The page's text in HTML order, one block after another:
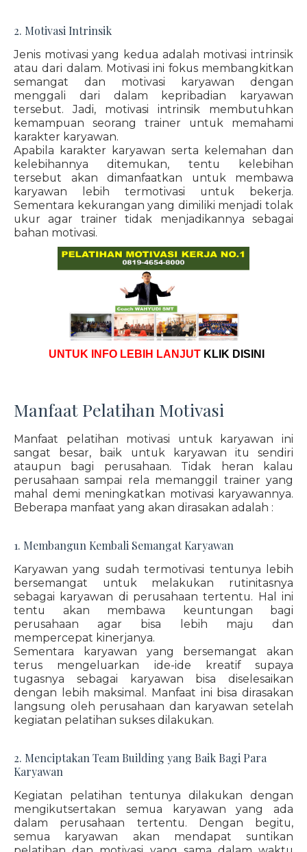
2. Motivasi Intrinsik
Jenis motivasi yang kedua adalah motivasi intrinsik
atau dari dalam. Motivasi ini fokus membangkitkan
semangat dan motivasi karyawan dengan
menggali dari dalam kepribadian karyawan
tersebut. Jadi, motivasi intrinsik membutuhkan
kemampuan seorang trainer untuk memahami
karakter karyawan.
Apabila karakter karyawan serta kelemahan dan
kelebihannya ditemukan, tentu kelebihan
tersebut akan dimanfaatkan untuk membawa
karyawan lebih termotivasi untuk bekerja.
Sementara kekurangan yang dimiliki menjadi tolak
ukur agar trainer tidak menjadikannya sebagai
bahan motivasi.
UNTUK INFO LEBIH LANJUT KLIK DISINI
Manfaat Pelatihan Motivasi
Manfaat pelatihan motivasi untuk karyawan ini
sangat besar, baik untuk karyawan itu sendiri
ataupun bagi perusahaan. Tidak heran kalau
perusahaan sampai rela memanggil trainer yang
mahal demi meningkatkan motivasi karyawannya.
Beberapa manfaat yang akan dirasakan adalah :
1. Membangun Kembali Semangat Karyawan
Karyawan yang sudah termotivasi tentunya lebih
bersemangat untuk melakukan rutinitasnya
sebagai karyawan di perusahaan tertentu. Hal ini
tentu akan membawa keuntungan bagi
perusahaan agar bisa lebih maju dan
mempercepat kinerjanya.
Sementara karyawan yang bersemangat akan
terus mengeluarkan ide-ide kreatif supaya
tugasnya sebagai karyawan bisa diselesaikan
dengan lebih maksimal. Manfaat ini bisa dirasakan
langsung oleh perusahaan dan karyawan setelah
kegiatan pelatihan sukses dilakukan.
2. Menciptakan Team Building yang Baik Bagi Para
Karyawan
Kegiatan pelatihan tentunya dilakukan dengan
mengikutsertakan semua karyawan yang ada
dalam perusahaan tertentu. Dengan begitu,
semua karyawan akan mendapat suntikan